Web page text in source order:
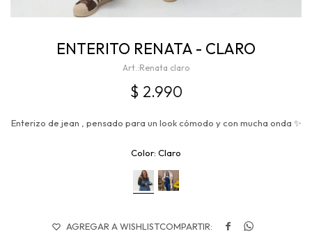
ENTERITO RENATA - CLARO
Renata claro
$ 2.990
Enterizo de jean , pensado para un look cómodo y con mucha onda ✨
Claro
 